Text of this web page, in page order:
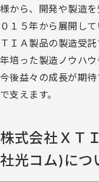
様から、開発や製造
０１５年から展開し
ＴＩＡ製品の製造受
年培った製造ノウハウ
今後益々の成長が期
で支えます。
株式会社Ｘ
社光コム)につ